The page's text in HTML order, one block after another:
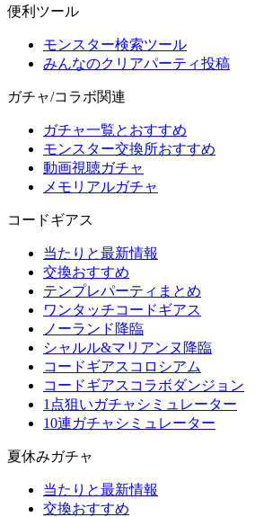
便利ツール
モンスター検索ツール
みんなのクリアパーティ投稿
ガチャ/コラボ関連
ガチャ一覧とおすすめ
モンスター交換所おすすめ
動画視聴ガチャ
メモリアルガチャ
コードギアス
当たりと最新情報
交換おすすめ
テンプレパーティまとめ
ワンタッチコードギアス
ノーランド降臨
シャルル&マリアンヌ降臨
コードギアスコロシアム
コードギアスコラボダンジョン
1点狙いガチャシミュレーター
10連ガチャシミュレーター
夏休みガチャ
当たりと最新情報
交換おすすめ